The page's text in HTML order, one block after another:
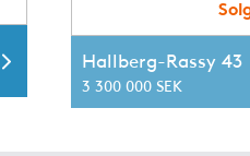
Hallberg-Rassy 43
3 300 000 SEK